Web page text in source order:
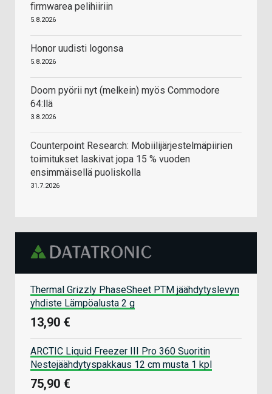
firmwarea pelihiiriin
5.8.2026
Honor uudisti logonsa
5.8.2026
Doom pyörii nyt (melkein) myös Commodore
64:llä
3.8.2026
Counterpoint Research: Mobiilijärjestelmäpiirien
toimitukset laskivat jopa 15 % vuoden
ensimmäisellä puoliskolla
31.7.2026
Thermal Grizzly PhaseSheet PTM jäähdytyslevyn
yhdiste Lämpöalusta 2 g
13,90 €
ARCTIC Liquid Freezer III Pro 360 Suoritin
Nestejäähdytyspakkaus 12 cm musta 1 kpl
75,90 €